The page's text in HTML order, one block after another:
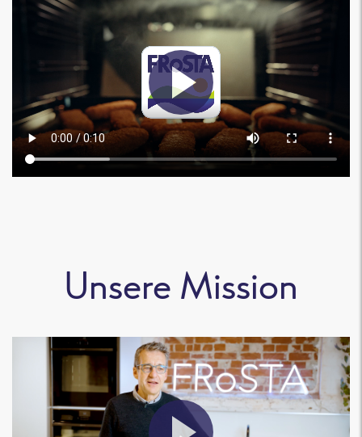
Unsere Mission